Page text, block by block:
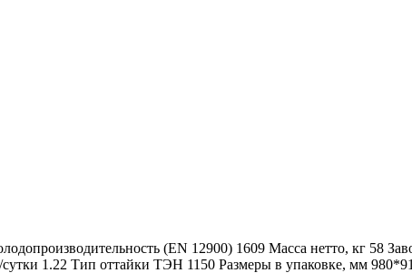
(EN 12900) 1609 Масса нетто, кг 58
1.22 Тип оттайки ТЭН 1150 Размеры в упаковке, мм